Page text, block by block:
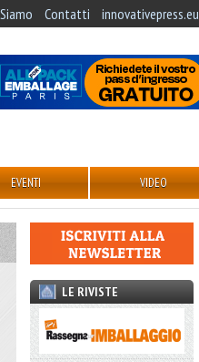
Contatti innovativepress.eu
EVENTI VIDEO
LE RIVISTE